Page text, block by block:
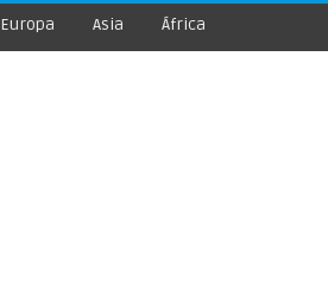
Europa Asia África